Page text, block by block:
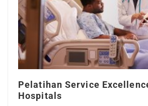
Pelatihan Service
Hospitals